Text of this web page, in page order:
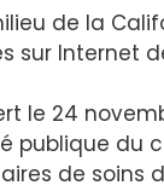
de la
sur Internet
le 24
publique du
de soins